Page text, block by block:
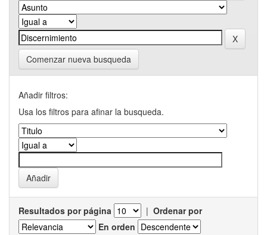
Comenzar nueva busqueda
Añadir filtros:
Usa los filtros para afinar la busqueda.
Resultados por página | Ordenar por
En orden